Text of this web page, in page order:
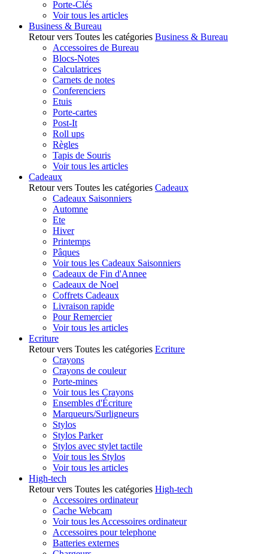
Porte-Clés
Voir tous les articles
Business & Bureau
Retour vers Toutes les catégories Business & Bureau
Accessoires de Bureau
Blocs-Notes
Calculatrices
Carnets de notes
Conferenciers
Etuis
Porte-cartes
Post-It
Roll ups
Règles
Tapis de Souris
Voir tous les articles
Cadeaux
Retour vers Toutes les catégories Cadeaux
Cadeaux Saisonniers
Automne
Ete
Hiver
Printemps
Pâques
Voir tous les Cadeaux Saisonniers
Cadeaux de Fin d'Annee
Cadeaux de Noel
Coffrets Cadeaux
Livraison rapide
Pour Remercier
Voir tous les articles
Ecriture
Retour vers Toutes les catégories Ecriture
Crayons
Crayons de couleur
Porte-mines
Voir tous les Crayons
Ensembles d'Écriture
Marqueurs/Surligneurs
Stylos
Stylos Parker
Stylos avec stylet tactile
Voir tous les Stylos
Voir tous les articles
High-tech
Retour vers Toutes les catégories High-tech
Accessoires ordinateur
Cache Webcam
Voir tous les Accessoires ordinateur
Accessoires pour telephone
Batteries externes